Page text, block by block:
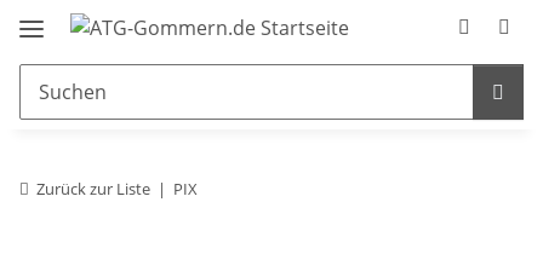
Zurück zur Liste PIX